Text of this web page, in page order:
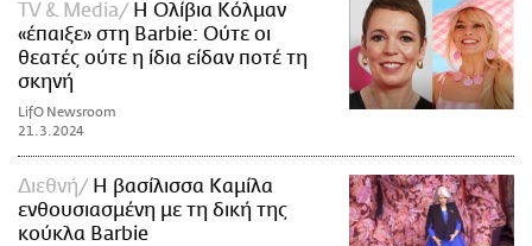
TV & Media
Η Ολίβια Κόλμαν
«έπαιξε» στη Barbie: Ούτε οι
θεατές ούτε η ίδια είδαν ποτέ τη
σκηνή
LifO Newsroom
21.3.2024
Διεθνή
Η βασίλισσα Καμίλα
ενθουσιασμένη με τη δική της
κούκλα Barbie